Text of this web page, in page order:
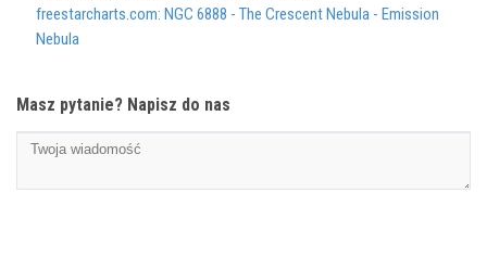
freestarcharts.com: NGC 6888 - The Crescent Nebula - Emission
Nebula
Masz pytanie? Napisz do nas